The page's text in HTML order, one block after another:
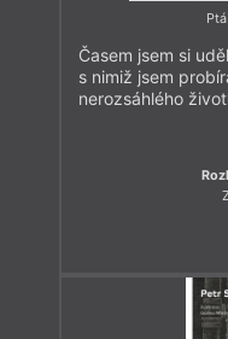
Časem jsem si
s nimiž jsem
nerozsáhlého